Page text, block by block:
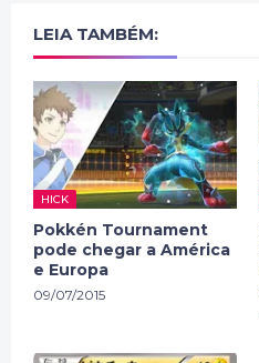
LEIA TAMBÉM:
HICK
Pokkén Tournament
pode chegar a América
e Europa
09/07/2015